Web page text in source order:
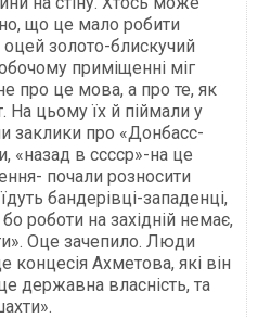
що це мало робити
оцей золото-блискучий
приміщенні міг
про це мова, а про те, як
цьому їх й піймали у
заклики про «Донбасс-
«назад в сссср»-на це
почали розносити
бандерівці-западенці,
роботи на західній немає,
Оце зачепило. Люди
концесія Ахметова, які він
державна власність, та